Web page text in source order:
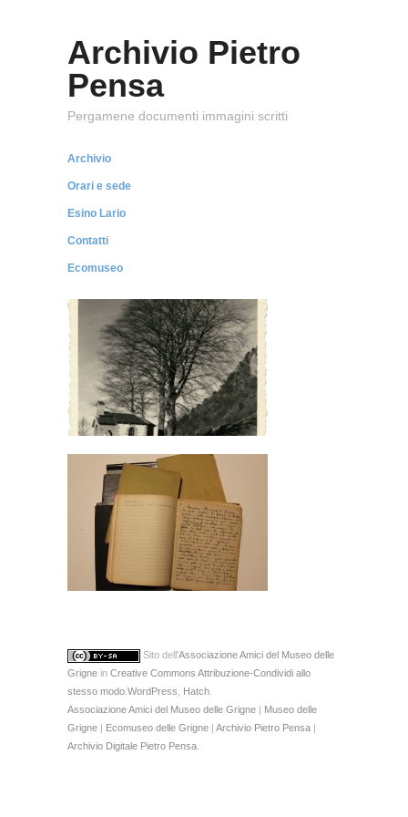
Archivio Pietro
Pensa
Pergamene documenti immagini scritti
Archivio
Orari e sede
Esino Lario
Contatti
Ecomuseo
Sito dell'Associazione Amici del Museo delle
Grigne in Creative Commons Attribuzione-Condividi allo
stesso modo WordPress Hatch
Associazione Amici del Museo delle Grigne | Museo delle
Grigne | Ecomuseo delle Grigne | Archivio Pietro Pensa |
Archivio Digitale Pietro Pensa